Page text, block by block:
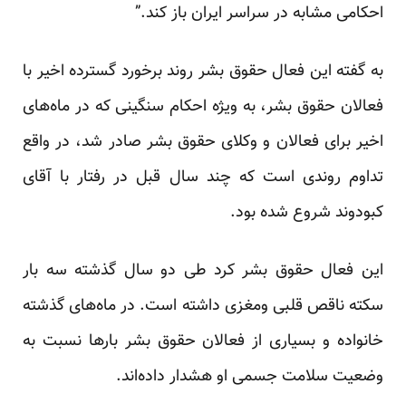
احکامی مشابه در سراسر ایران باز کند.”
به گفته این فعال حقوق بشر روند برخورد گسترده اخیر با
فعالان حقوق بشر، به ویژه احکام سنگینی که در ماه‌های
اخیر برای فعالان و وکلای حقوق بشر صادر شد، در واقع
تداوم روندی است که چند سال قبل در رفتار با آقای
کبودوند شروع شده بود.
این فعال حقوق بشر کرد طی دو سال گذشته سه بار
سکته ناقص قلبی ومغزی داشته است. در ماه‌های گذشته
خانواده و بسیاری از فعالان حقوق بشر بار‌ها نسبت به
وضعیت سلامت جسمی او هشدار داده‌اند.